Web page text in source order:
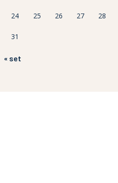
24 25 26 27 28
31
« set